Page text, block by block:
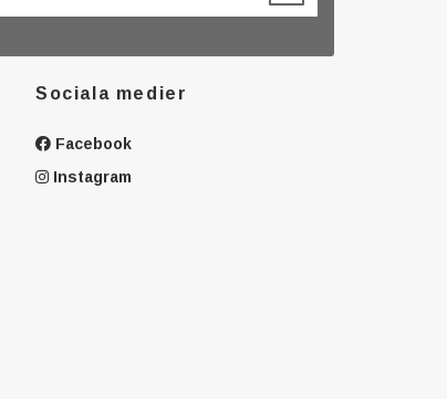
Sociala medier
Facebook
Instagram